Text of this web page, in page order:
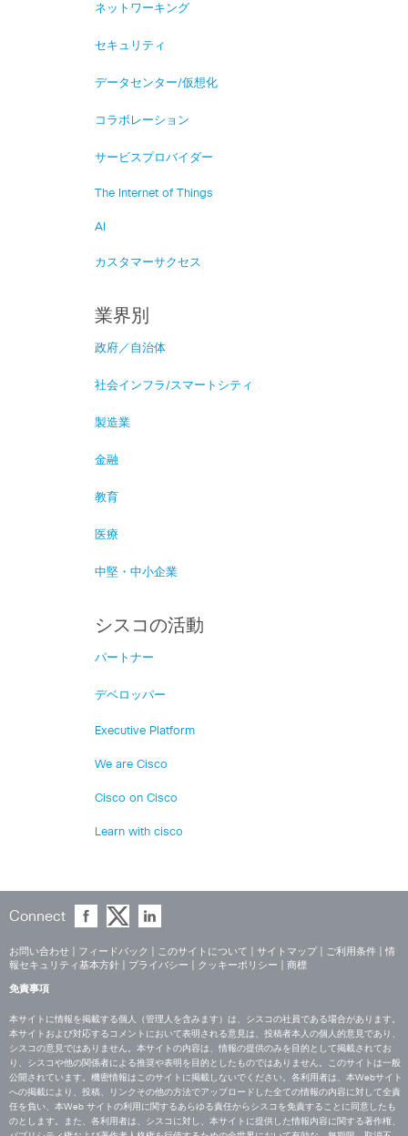
ネットワーキング
セキュリティ
データセンター/仮想化
コラボレーション
サービスプロバイダー
The Internet of Things
AI
カスタマーサクセス
業界別
政府／自治体
社会インフラ/スマートシティ
製造業
金融
教育
医療
中堅・中小企業
シスコの活動
パートナー
デベロッパー
Executive Platform
We are Cisco
Cisco on Cisco
Learn with cisco
Connect
お問い合わせ フィードバック このサイトについて サイトマップ ご利用条件
情
報セキュリティ基本方針
プライバシー クッキーポリシー 商標
免責事項
本サイトに情報を掲載する個人（管理人を含みます）は、シスコの社員である場合があります。
本サイトおよび対応するコメントにおいて表明される意見は、投稿者本人の個人的意見であり、
シスコの意見ではありません。本サイトの内容は、情報の提供のみを目的として掲載されてお
り、シスコや他の関係者による推奨や表明を目的としたものではありません。このサイトは一般
公開されています。機密情報はこのサイトに掲載しないでください。各利用者は、本Webサイト
への掲載により、投稿、リンクその他の方法でアップロードした全ての情報の内容に対して全責
任を負い、本Web サイトの利用に関するあらゆる責任からシスコを免責することに同意したも
のとします。また、各利用者は、シスコに対し、本サイトに提供した情報内容に関する著作権、